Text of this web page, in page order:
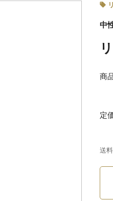
中
商
定
送料